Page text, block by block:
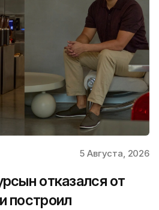
5 Августа, 2026
отказался от
построил